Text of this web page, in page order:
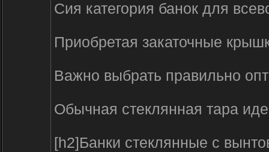
Сия категория банок для
Приобретая закаточные
Важно выбрать правильно
Обычная стеклянная тара
[h2]Банки стеклянные с